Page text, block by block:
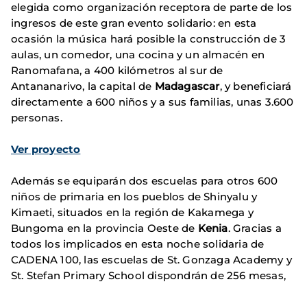
elegida como organización receptora de parte de los
ingresos de este gran evento solidario: en esta
ocasión la música hará posible la construcción de 3
aulas, un comedor, una cocina y un almacén en
Ranomafana, a 400 kilómetros al sur de
Antananarivo, la capital de Madagascar, y beneficiará
directamente a 600 niños y a sus familias, unas 3.600
personas.
Ver proyecto
Además se equiparán dos escuelas para otros 600
niños de primaria en los pueblos de Shinyalu y
Kimaeti, situados en la región de Kakamega y
Bungoma en la provincia Oeste de Kenia. Gracias a
todos los implicados en esta noche solidaria de
CADENA 100, las escuelas de St. Gonzaga Academy y
St. Stefan Primary School dispondrán de 256 mesas,